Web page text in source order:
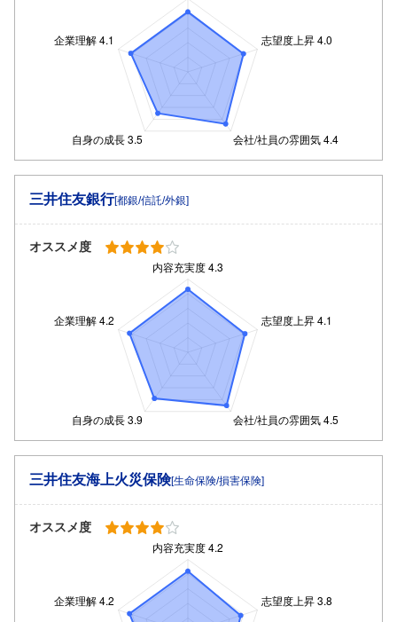
三井住友銀行[都銀/信託/外銀]
オススメ度
三井住友海上火災保険[生命保険/損害保険]
オススメ度